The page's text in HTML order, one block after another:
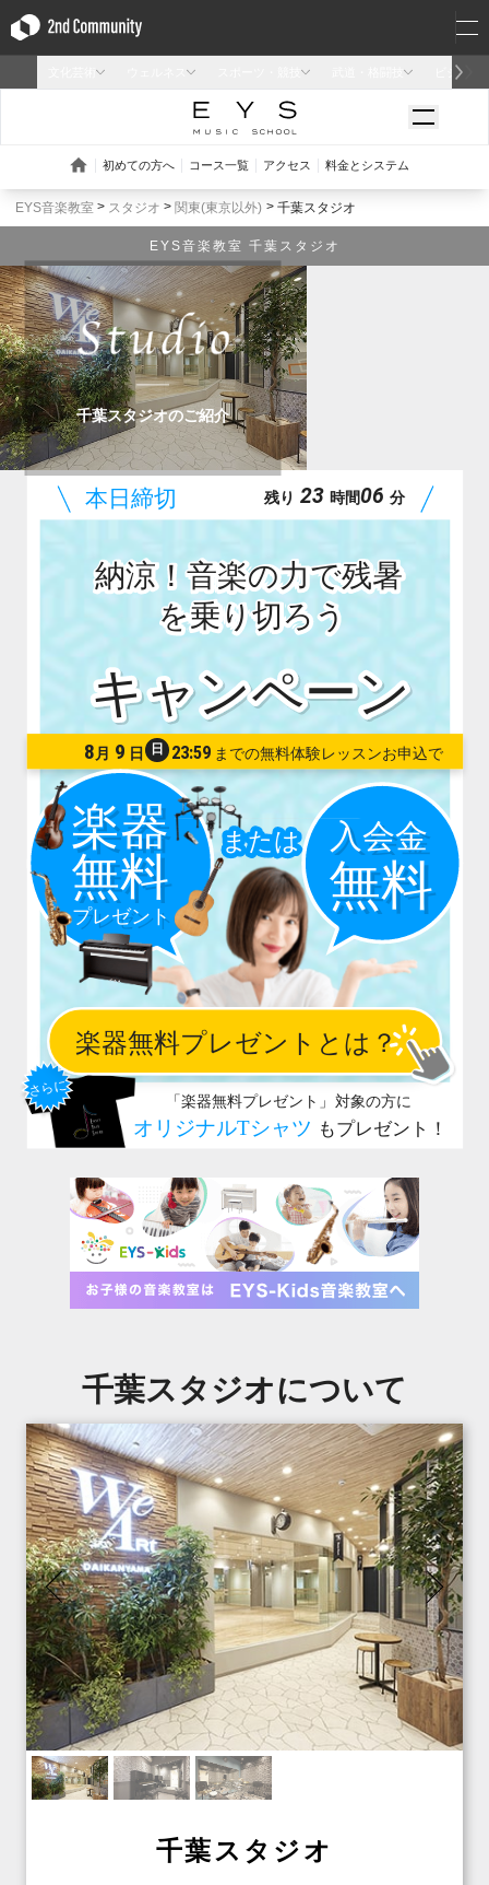
EYS音楽教室 スタジオ 関東(東京以外) 千葉スタジオ
EYS音楽教室 千葉スタジオ
千葉スタジオのご紹介
納涼！音楽の力で残暑
を乗り切ろう
8 月 9 日 日 23:59
残り 23 時間06 分
千葉スタジオについて
千葉スタジオ